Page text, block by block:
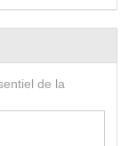
de la